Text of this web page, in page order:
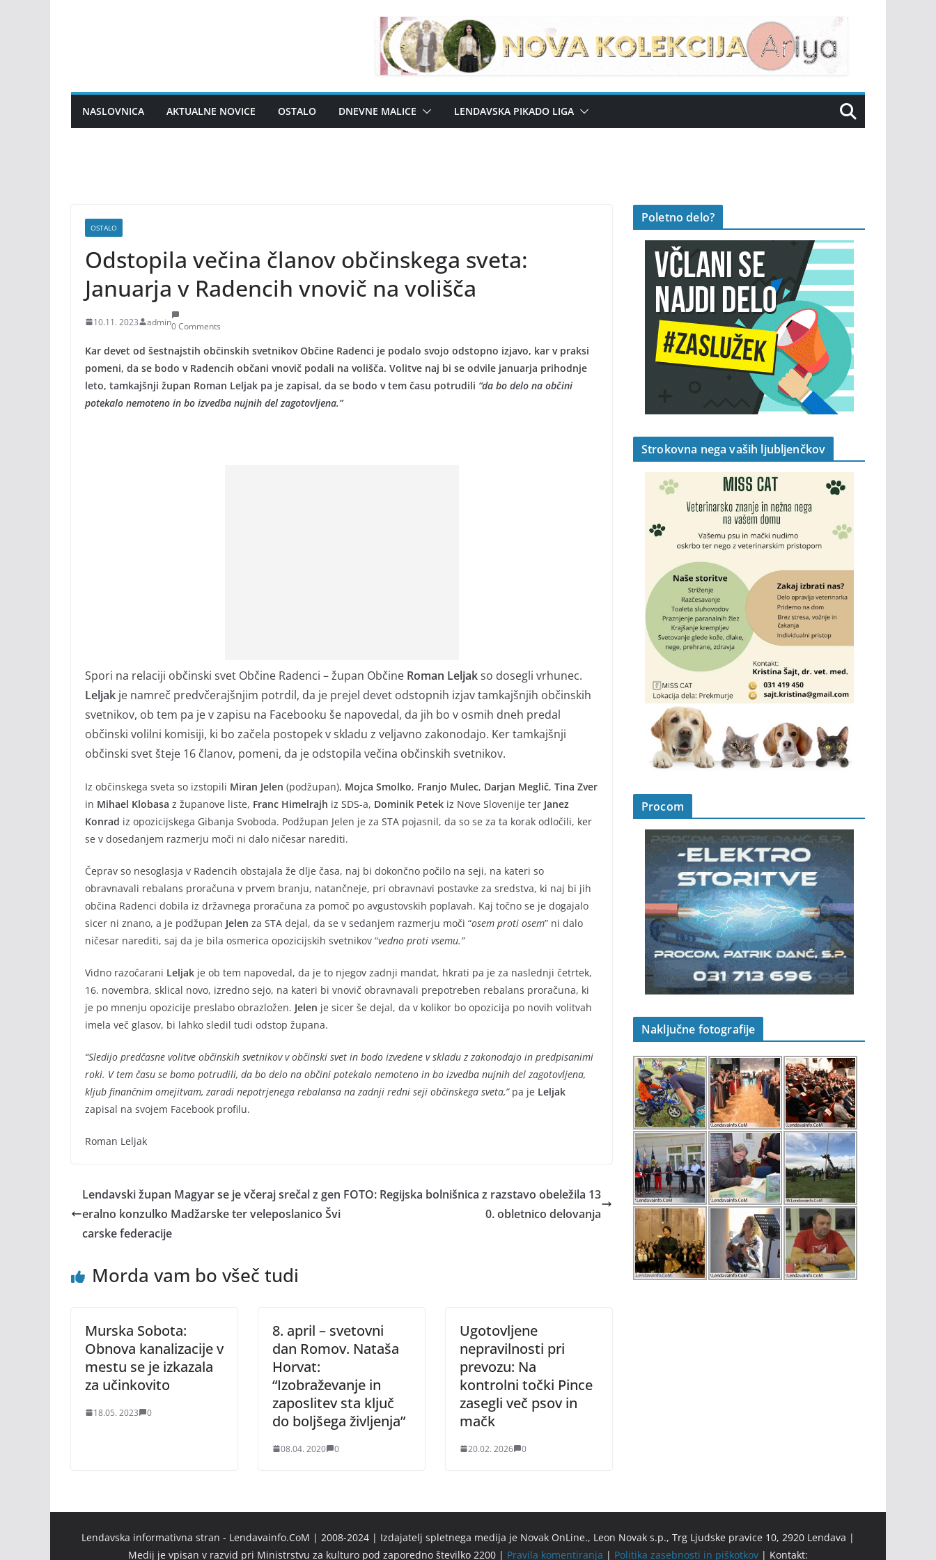
NASLOVNICA AKTUALNE NOVICE OSTALO DNEVNE MALICE LENDAVSKA PIKADO LIGA
OSTALO
Odstopila večina članov občinskega sveta:
Januarja v Radencih vnovič na volišča
10.11. 2023 admin0 Comments
Kar devet od šestnajstih občinskih svetnikov Občine Radenci je podalo svojo odstopno izjavo, kar v praksi
pomeni, da se bodo v Radencih občani vnovič podali na volišča. Volitve naj bi se odvile januarja prihodnje
leto, tamkajšnji župan Roman Leljak pa je zapisal, da se bodo v tem času potrudili “da bo delo na občini
potekalo nemoteno in bo izvedba nujnih del zagotovljena.”
Spori na relaciji občinski svet Občine Radenci – župan Občine Roman Leljakso dosegli vrhunec.
Leljak je namreč predvčerajšnjim potrdil, da je prejel devet odstopnih izjav tamkajšnjih občinskih
svetnikov, ob tem pa je v zapisu na Facebooku še napovedal, da jih bo v osmih dneh predal
občinski volilni komisiji, ki bo začela postopek v skladu z veljavno zakonodajo. Ker tamkajšnji
občinski svet šteje 16 članov, pomeni, da je odstopila večina občinskih svetnikov.
Iz občinskega sveta so izstopili Miran Jelen (podžupan), Mojca Smolko, Franjo Mulec, Darjan Meglič, Tina Zver
in Mihael Klobasa z županove liste, Franc Himelrajh iz SDS-a, Dominik Petek iz Nove Slovenije ter Janez
Konrad iz opozicijskega Gibanja Svoboda. Podžupan Jelen je za STA pojasnil, da so se za ta korak odločili, ker
se v dosedanjem razmerju moči ni dalo ničesar narediti.
Čeprav so nesoglasja v Radencih obstajala že dlje časa, naj bi dokončno počilo na seji, na kateri so
obravnavali rebalans proračuna v prvem branju, natančneje, pri obravnavi postavke za sredstva, ki naj bi jih
občina Radenci dobila iz državnega proračuna za pomoč po avgustovskih poplavah. Kaj točno se je dogajalo
sicer ni znano, a je podžupan Jelen za STA dejal, da se v sedanjem razmerju moči “osem proti osem” ni dalo
ničesar narediti, saj da je bila osmerica opozicijskih svetnikov “vedno proti vsemu.”
Vidno razočarani Leljak je ob tem napovedal, da je to njegov zadnji mandat, hkrati pa je za naslednji četrtek,
16. novembra, sklical novo, izredno sejo, na kateri bi vnovič obravnavali prepotreben rebalans proračuna, ki
je po mnenju opozicije preslabo obrazložen. Jelen je sicer še dejal, da v kolikor bo opozicija po novih volitvah
imela več glasov, bi lahko sledil tudi odstop župana.
“Sledijo predčasne volitve občinskih svetnikov v občinski svet in bodo izvedene v skladu z zakonodajo in predpisanimi
roki. V tem času se bomo potrudili, da bo delo na občini potekalo nemoteno in bo izvedba nujnih del zagotovljena,
kljub finančnim omejitvam, zaradi nepotrjenega rebalansa na zadnji redni seji občinskega sveta,”pa je Leljak
zapisal na svojem Facebook profilu.
Roman Leljak
Lendavski župan Magyar se je včeraj srečal z gen
eralno konzulko Madžarske ter veleposlanico Švi
carske federacije
FOTO: Regijska bolnišnica z razstavo obeležila 13
0. obletnico delovanja
Morda vam bo všeč tudi
Murska Sobota:
Obnova kanalizacije v
mestu se je izkazala
za učinkovito
18.05. 2023 0
8. april – svetovni
dan Romov. Nataša
Horvat:
“Izobraževanje in
zaposlitev sta ključ
do boljšega življenja”
08.04. 2020 0
Ugotovljene
nepravilnosti pri
prevozu: Na
kontrolni točki Pince
zasegli več psov in
mačk
20.02. 2026 0
Poletno delo?
Strokovna nega vaših ljubljenčkov
Procom
Naključne fotografije
Lendavska informativna stran - Lendavainfo.CoM | 2008-2024 | Izdajatelj spletnega medija je Novak OnLine., Leon Novak s.p., Trg Ljudske pravice 10, 2920 Lendava |
Medij je vpisan v razvid pri Ministrstvu za kulturo pod zaporedno številko 2200 | Pravila komentiranja | Politika zasebnosti in piškotkov | Kontakt: